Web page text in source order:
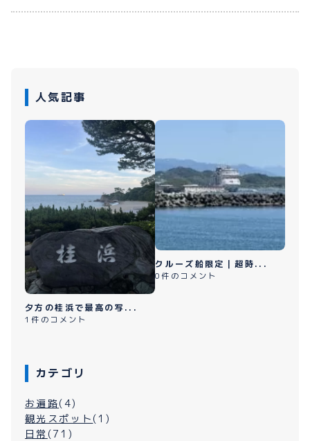
プライバシーポリシー
メールで予約
WEBで予約
人気記事
夕方の桂浜で最高の写...
1件のコメント
クルーズ船限定｜超時...
0件のコメント
カテゴリ
お遍路(4)
観光スポット (1)
日常 (71)